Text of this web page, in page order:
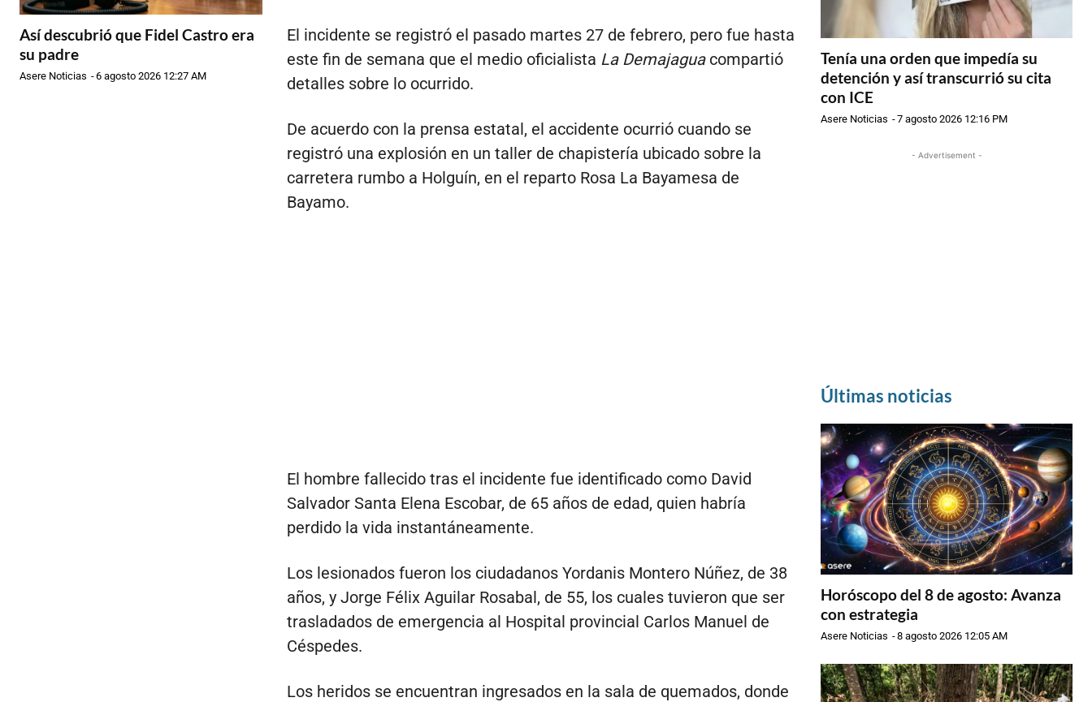
Así descubrió que Fidel Castro era
su padre
Asere Noticias -6 agosto 2026 12:27 AM
El incidente se registró el pasado martes 27 de febrero, pero fue hasta
este fin de semana que el medio oficialista La Demajaguacompartió
detalles sobre lo ocurrido.
De acuerdo con la prensa estatal, el accidente ocurrió cuando se
registró una explosión en un taller de chapistería ubicado sobre la
carretera rumbo a Holguín, en el reparto Rosa La Bayamesa de
Bayamo.
El hombre fallecido tras el incidente fue identificado como David
Salvador Santa Elena Escobar, de 65 años de edad, quien habría
perdido la vida instantáneamente.
Los lesionados fueron los ciudadanos Yordanis Montero Núñez, de 38
años, y Jorge Félix Aguilar Rosabal, de 55, los cuales tuvieron que ser
trasladados de emergencia al Hospital provincial Carlos Manuel de
Céspedes.
Los heridos se encuentran ingresados en la sala de quemados, donde
Tenía una orden que impedía su
detención y así transcurrió su cita
con ICE
Asere Noticias -7 agosto 2026 12:16 PM
- Advertisement -
Últimas noticias
Horóscopo del 8 de agosto: Avanza
con estrategia
Asere Noticias -8 agosto 2026 12:05 AM